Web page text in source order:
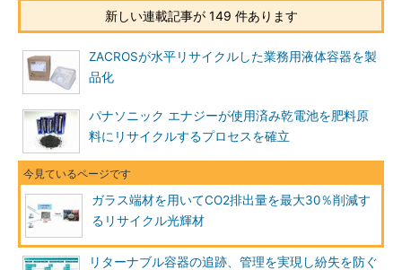
新しい連載記事が 149 件あります
ZACROSが水平リサイクルした業務用液体容器を製
品化
パナソニック エナジーが使用済み乾電池を肥料原
料にリサイクルするプロセスを確立
ガラス端材を用いてCO2排出量を最大30％削減す
るリサイクル光輝材
リターナブル容器の追跡、管理を実現し紛失を防ぐ